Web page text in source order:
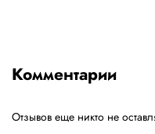
Комментарии
Отзывов еще никто не